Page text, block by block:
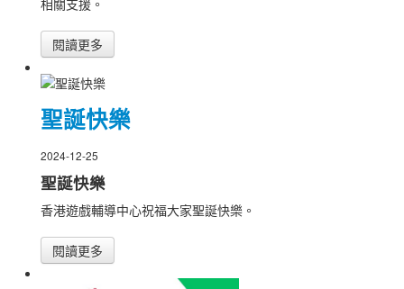
閱讀更多
聖誕快樂
2024-12-25
聖誕快樂
香港遊戲輔導中心祝福大家聖誕快樂。
閱讀更多